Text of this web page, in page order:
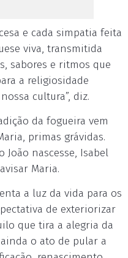
e cada simpatia feita
viva, transmitida
sabores e ritmos que
a religiosidade
cultura”, diz.
da fogueira vem
primas grávidas.
João nascesse, Isabel
Maria.
a luz da vida para os
de exteriorizar
que tira a alegria da
o ato de pular a